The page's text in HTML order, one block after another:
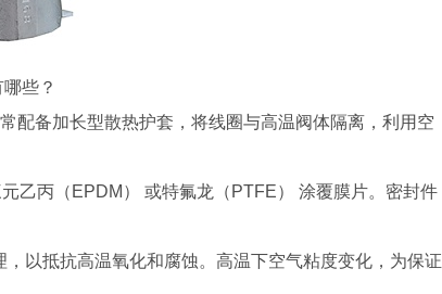
些？
配备加长型散热护套，将线圈与高温阀体隔离，利用空
乙丙（EPDM） 或特氟龙（PTFE） 涂覆膜片。密封件
以抵抗高温氧化和腐蚀。高温下空气粘度变化，为保证